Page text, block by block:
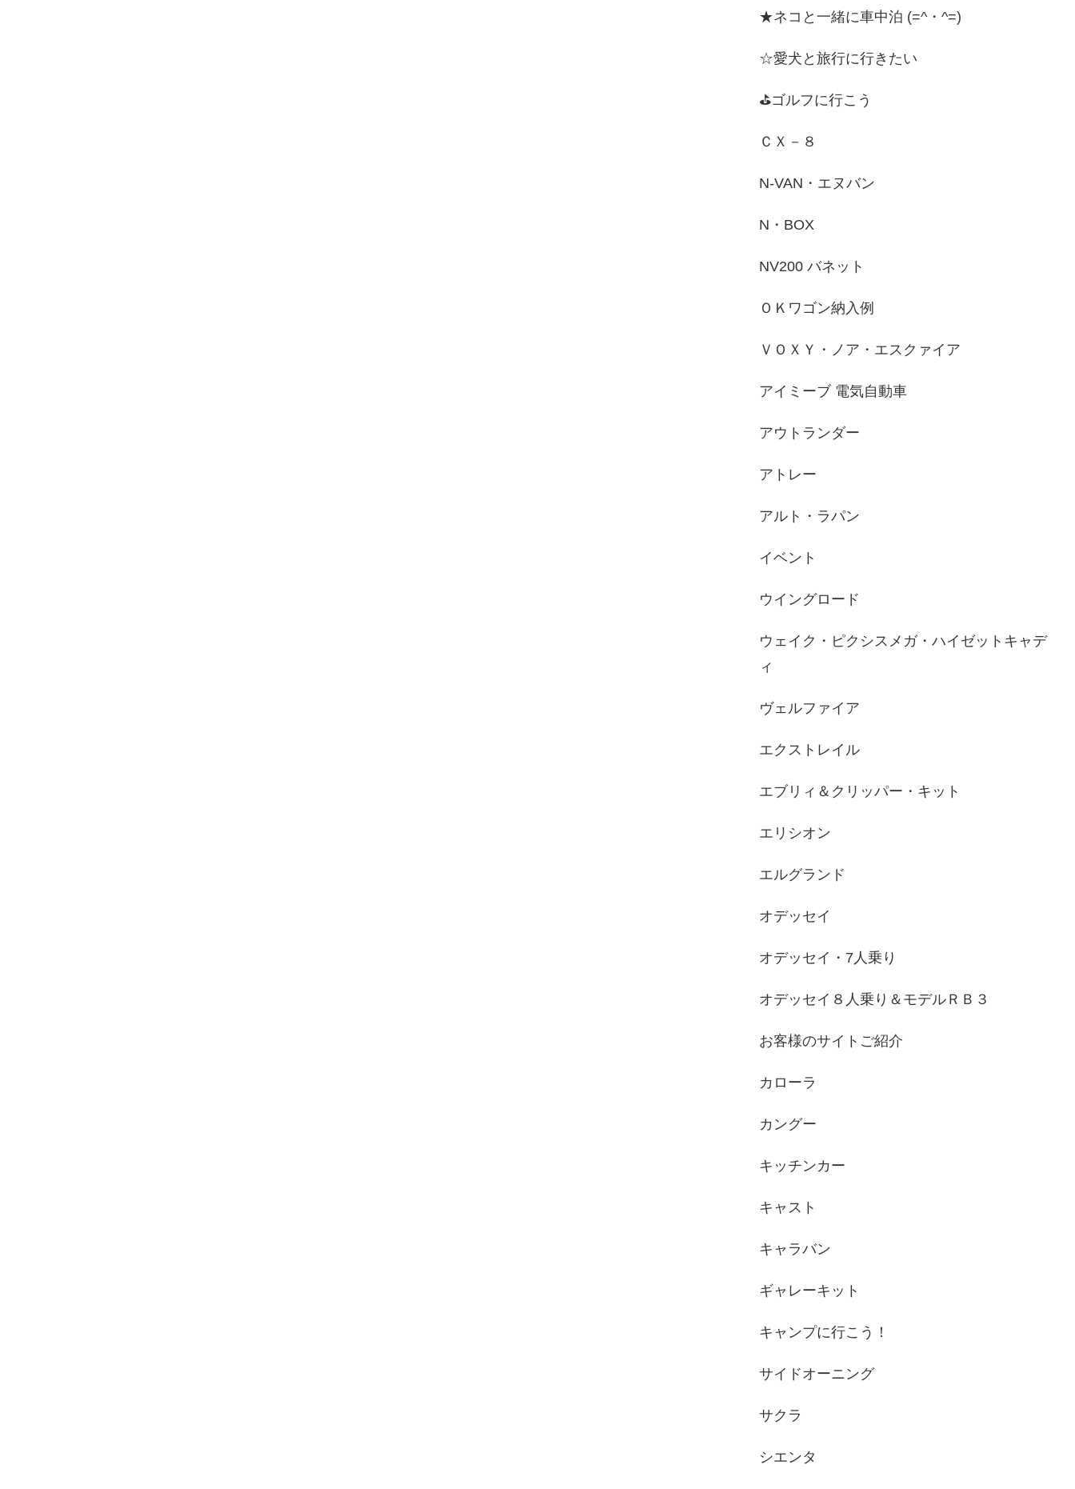
★ネコと一緒に車中泊 (=^・^=)
☆愛犬と旅行に行きたい
⛳ゴルフに行こう
ＣＸ－８
N-VAN・エヌバン
N・BOX
NV200 バネット
ＯＫワゴン納入例
ＶＯＸＹ・ノア・エスクァイア
アイミーブ 電気自動車
アウトランダー
アトレー
アルト・ラパン
イベント
ウイングロード
ウェイク・ピクシスメガ・ハイゼットキャデ
ィ
ヴェルファイア
エクストレイル
エブリィ＆クリッパー・キット
エリシオン
エルグランド
オデッセイ
オデッセイ・7人乗り
オデッセイ８人乗り＆モデルＲＢ３
お客様のサイトご紹介
カローラ
カングー
キッチンカー
キャスト
キャラバン
ギャレーキット
キャンプに行こう！
サイドオーニング
サクラ
シエンタ